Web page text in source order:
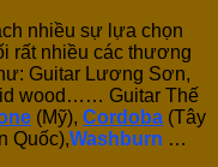
nhiều sự lựa chọn
rất nhiều các thương
Guitar Lương Sơn,
wood…… Guitar Thế
(Mỹ), Cordoba (Tây
Quốc),Washburn …